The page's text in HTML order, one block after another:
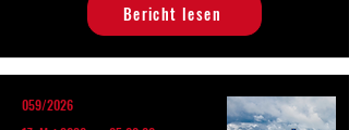
Bericht lesen
059/2026